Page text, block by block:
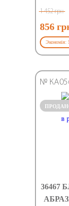
1 452 грн
856
Экономія:
№
36467